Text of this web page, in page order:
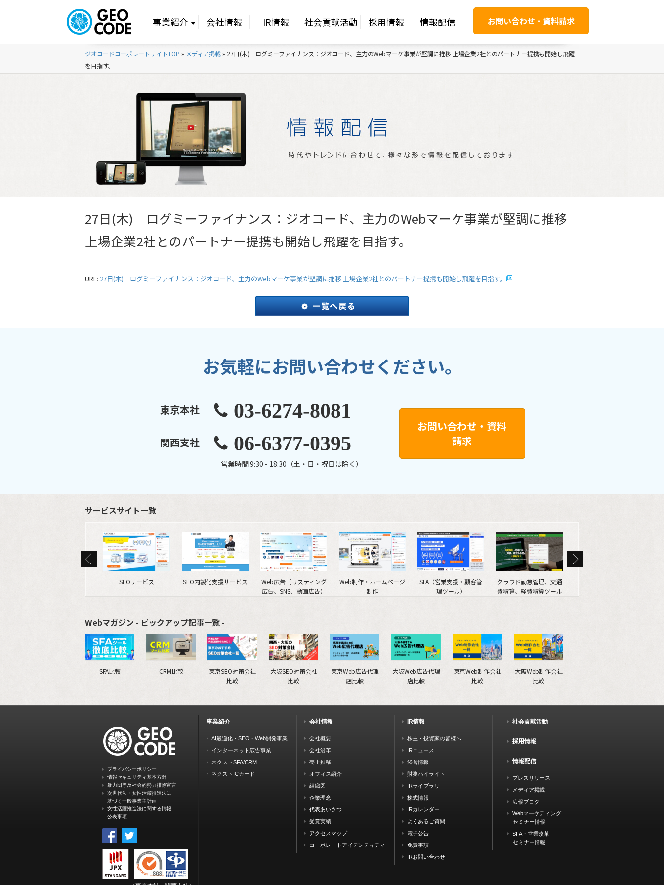
事業紹介 会社情報 IR情報 社会貢献活動 採用情報 情報配信 お問い合わせ・資料請求
ジオコードコーポレートサイトTOP » メディア掲載 » 27日(木) ログミーファイナンス：ジオコード、主力のWebマーケ事業が堅調に推移 上場企業2社とのパートナー提携も開始し飛躍
を目指す。
27日(木) ログミーファイナンス：ジオコード、主力のWebマーケ事業が堅調に推移
上場企業2社とのパートナー提携も開始し飛躍を目指す。
URL: 27日(木) ログミーファイナンス：ジオコード、主力のWebマーケ事業が堅調に推移 上場企業2社とのパートナー提携も開始し飛躍を目指す。
お気軽にお問い合わせください。
東京本社 03-6274-8081
関西支社 06-6377-0395
営業時間 9:30 - 18:30（土・日・祝日は除く）
お問い合わせ・資料
請求
サービスサイト一覧
SEOサービス SEO内製化支援サービス
Web広告（リスティング
広告、SNS、動画広告）
Web制作・ホームページ
制作
SFA（営業支援・顧客管
理ツール）
クラウド勤怠管理、交通
費精算、経費精算ツール
Webマガジン - ピックアップ記事一覧 -
SFA比較 CRM比較
東京SEO対策会社
比較
大阪SEO対策会社
比較
東京Web広告代理
店比較
大阪Web広告代理
店比較
東京Web制作会社
比較
大阪Web制作会社
比較
プライバシーポリシー
情報セキュリティ基本方針
暴力団等反社会的勢力排除宣言
次世代法・女性活躍推進法に
基づく一般事業主計画
女性活躍推進法に関する情報
公表事項
事業紹介
AI最適化・SEO・Web開発事業
インターネット広告事業
ネクストSFA/CRM
ネクストICカード
会社情報
会社概要
会社沿革
売上推移
オフィス紹介
組織図
企業理念
代表あいさつ
受賞実績
アクセスマップ
コーポレートアイデンティティ
IR情報
株主・投資家の皆様へ
IRニュース
経営情報
財務ハイライト
IRライブラリ
株式情報
IRカレンダー
よくあるご質問
電子公告
免責事項
IRお問い合わせ
社会貢献活動
採用情報
情報配信
プレスリリース
メディア掲載
広報ブログ
Webマーケティング
セミナー情報
SFA・営業改革
セミナー情報